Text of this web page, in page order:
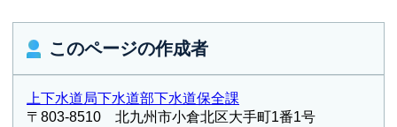
このページの作成者
上下水道局下水道部下水道保全課
〒803-8510 北九州市小倉北区大手町1番1号